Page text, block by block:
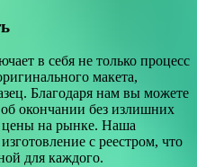
в себя не только процесс
макета,
Благодаря нам вы можете
окончании без излишних
цены на рынке. Наша
с реестром, что
для каждого.